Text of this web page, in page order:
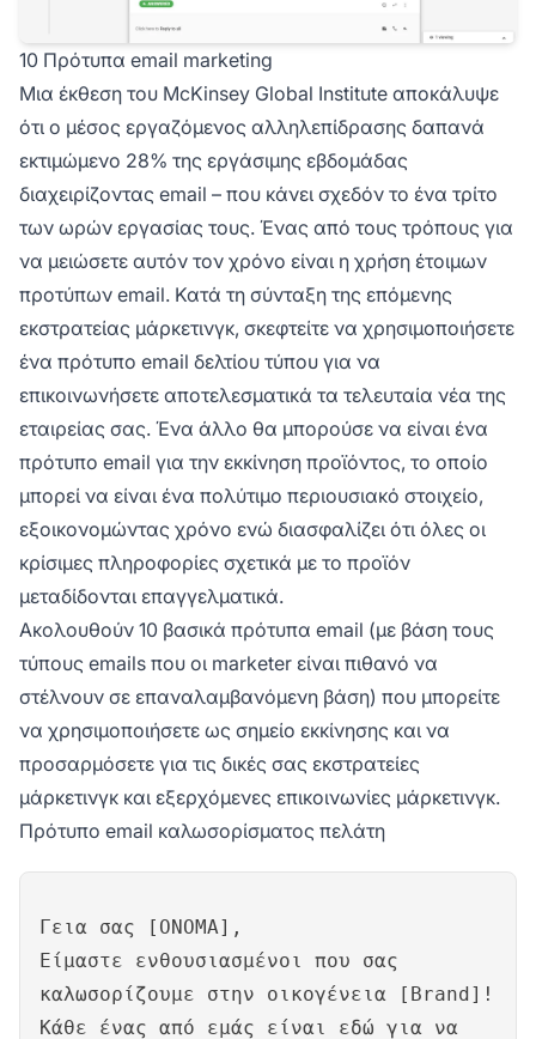
10 Πρότυπα email marketing
Μια έκθεση του McKinsey Global Institute αποκάλυψε
ότι ο μέσος εργαζόμενος αλληλεπίδρασης δαπανά
εκτιμώμενο 28% της εργάσιμης εβδομάδας
διαχειρίζοντας email – που κάνει σχεδόν το ένα τρίτο
των ωρών εργασίας τους. Ένας από τους τρόπους για
να μειώσετε αυτόν τον χρόνο είναι η χρήση έτοιμων
προτύπων email. Κατά τη σύνταξη της επόμενης
εκστρατείας μάρκετινγκ, σκεφτείτε να χρησιμοποιήσετε
ένα πρότυπο email δελτίου τύπου για να
επικοινωνήσετε αποτελεσματικά τα τελευταία νέα της
εταιρείας σας. Ένα άλλο θα μπορούσε να είναι ένα
πρότυπο email για την εκκίνηση προϊόντος, το οποίο
μπορεί να είναι ένα πολύτιμο περιουσιακό στοιχείο,
εξοικονομώντας χρόνο ενώ διασφαλίζει ότι όλες οι
κρίσιμες πληροφορίες σχετικά με το προϊόν
μεταδίδονται επαγγελματικά.
Ακολουθούν 10 βασικά πρότυπα email (με βάση τους
τύπους emails που οι marketer είναι πιθανό να
στέλνουν σε επαναλαμβανόμενη βάση) που μπορείτε
να χρησιμοποιήσετε ως σημείο εκκίνησης και να
προσαρμόσετε για τις δικές σας εκστρατείες
μάρκετινγκ και εξερχόμενες επικοινωνίες μάρκετινγκ.
Πρότυπο email καλωσορίσματος πελάτη
Γεια σας [ΟΝΟΜΑ],
Είμαστε ενθουσιασμένοι που σας
καλωσορίζουμε στην οικογένεια [Brand]!
Κάθε ένας από εμάς είναι εδώ για να